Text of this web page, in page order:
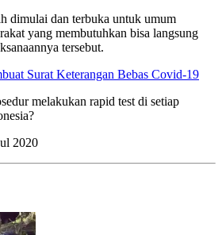
dimulai dan terbuka untuk umum
yang membutuhkan bisa langsung
tersebut.
Surat Keterangan Bebas Covid-19
melakukan rapid test di setiap
2020